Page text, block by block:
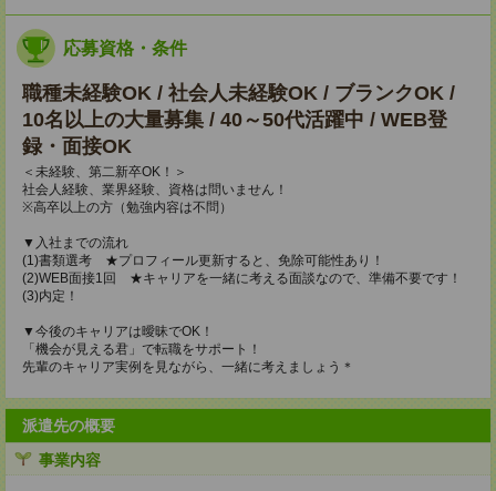
応募資格・条件
職種未経験OK / 社会人未経験OK / ブランクOK /
10名以上の大量募集 / 40～50代活躍中 / WEB登
録・面接OK
＜未経験、第二新卒OK！＞
社会人経験、業界経験、資格は問いません！
※高卒以上の方（勉強内容は不問）
▼入社までの流れ
(1)書類選考 ★プロフィール更新すると、免除可能性あり！
(2)WEB面接1回 ★キャリアを一緒に考える面談なので、準備不要です！
(3)内定！
▼今後のキャリアは曖昧でOK！
「機会が見える君」で転職をサポート！
先輩のキャリア実例を見ながら、一緒に考えましょう＊
派遣先の概要
事業内容